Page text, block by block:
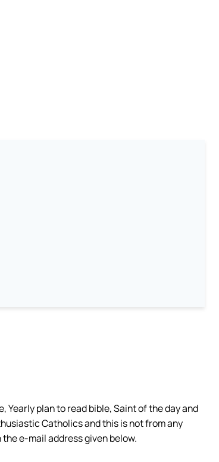
Yearly plan to read bible, Saint of the day and
Catholics and this is not from any
e-mail address given below.